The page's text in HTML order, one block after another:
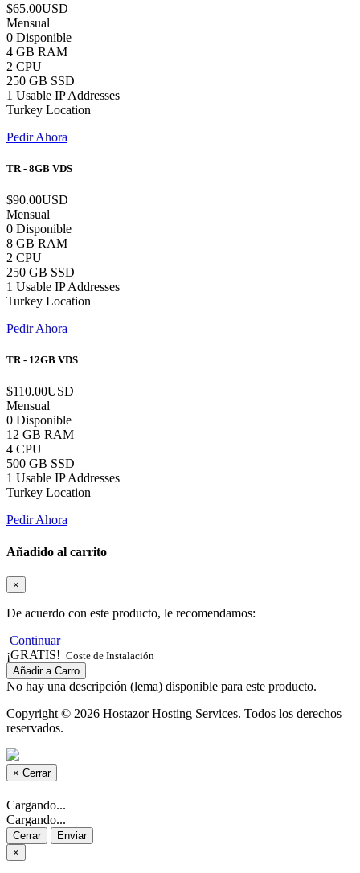
$65.00USD
Mensual
0 Disponible
4 GB RAM
2 CPU
250 GB SSD
1 Usable IP Addresses
Turkey Location
Pedir Ahora
TR - 8GB VDS
$90.00USD
Mensual
0 Disponible
8 GB RAM
2 CPU
250 GB SSD
1 Usable IP Addresses
Turkey Location
Pedir Ahora
TR - 12GB VDS
$110.00USD
Mensual
0 Disponible
12 GB RAM
4 CPU
500 GB SSD
1 Usable IP Addresses
Turkey Location
Pedir Ahora
Añadido al carrito
×
De acuerdo con este producto, le recomendamos:
Continuar
¡GRATIS! Coste de Instalación
Añadir a Carro
No hay una descripción (lema) disponible para este producto.
Copyright © 2026 Hostazor Hosting Services. Todos los derechos
reservados.
× Cerrar
Cargando...
Cargando...
Cerrar
Enviar
×